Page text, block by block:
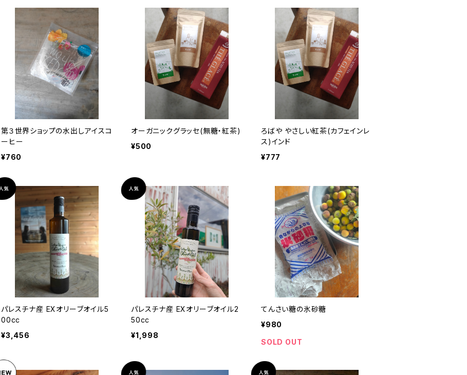
第３世界ショップの水出しアイスコ
ーヒー
¥760
オーガニックグラッセ(無糖・紅茶)
¥500
ろばや やさしい紅茶(カフェインレ
ス)インド
¥777
パレスチナ産 EXオリーブオイル5
00cc
¥3,456
パレスチナ産 EXオリーブオイル2
50cc
¥1,998
てんさい糖の氷砂糖
¥980
SOLD OUT